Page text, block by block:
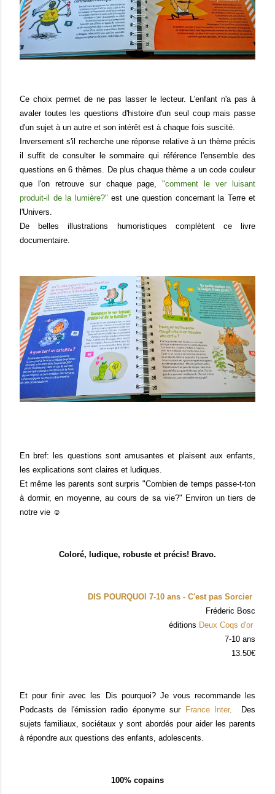
Ce choix permet de ne pas lasser le lecteur. L'enfant n'a pas à
avaler toutes les questions d'histoire d'un seul coup mais passe
d'un sujet à un autre et son intérêt est à chaque fois suscité.
Inversement s'il recherche une réponse relative à un thème précis
il suffit de consulter le sommaire qui référence l'ensemble des
questions en 6 thèmes. De plus chaque thème a un code couleur
que l'on retrouve sur chaque page,"comment le ver luisant
produit-il de la lumière?" est une question concernant la Terre et
l'Univers.
De belles illustrations humoristiques complètent ce livre
documentaire.
En bref: les questions sont amusantes et plaisent aux enfants,
les explications sont claires et ludiques.
Et même les parents sont surpris "Combien de temps passe-t-ton
à dormir, en moyenne, au cours de sa vie?" Environ un tiers de
notre vie ☺
Coloré, ludique, robuste et précis! Bravo.
DIS POURQUOI 7-10 ans - C'est pas Sorcier
Fréderic Bosc
éditions Deux Coqs d'or
7-10 ans
13.50€
Et pour finir avec les Dis pourquoi? Je vous recommande les
Podcasts de l'émission radio éponyme sur France Inter. Des
sujets familiaux, sociétaux y sont abordés pour aider les parents
à répondre aux questions des enfants, adolescents.
100% copains